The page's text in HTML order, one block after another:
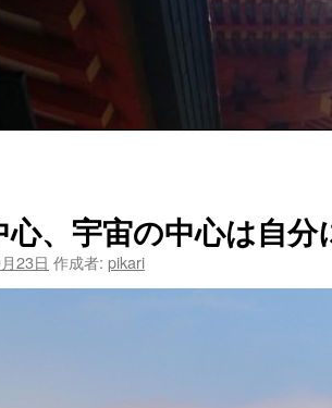
心、宇宙の中心は自分
23日 作成者: pikari